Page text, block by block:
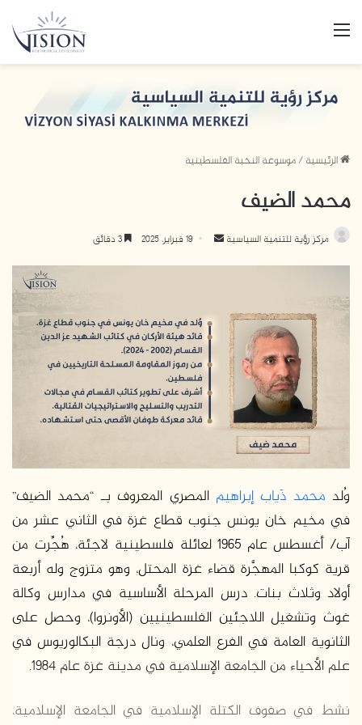
القائمة
الرئيسية/موسوعة النخبة الفلسطينية
محمد الضيف
مركز رؤية للتنمية السياسية
أرسل 19 فبراير، 2025
وُلد محمد ذَياب إبراهيم المصري المعروف بـ “محمد الضيف”
في مخيم خان يونس جنوب قطاع غزة في الثاني عشر من
آب/ أغسطس عام 1965 لعائلة فلسطينية لاجئة، هُجِّرت من
قرية كوكبا المهجَّرة قضاء غزة المحتل، وهو متزوج وله أربعة
أولاد وثلاث بنات. درس المرحلة الأساسية في مدارس وكالة
غوث وتشغيل اللاجئين الفلسطينيين (الأونروا)، وحصل على
الثانوية العامة في الفرع العلمي، ونال درجة البكالوريوس في
علم الأحياء من الجامعة الإسلامية في مدينة غزة عام 1984.
نشط في صفوف الكتلة الإسلامية في الجامعة الإسلامية،